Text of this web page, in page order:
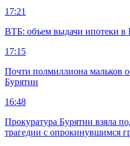
17:21
ВТБ: объем выдачи ипотеки в
17:15
Почти полмиллиона мальков
Бурятии
16:48
Прокуратура Бурятии взяла
трагедии с опрокинувшимся